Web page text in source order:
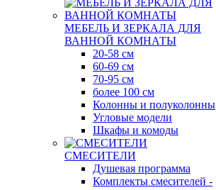
МЕБЕЛЬ И ЗЕРКАЛА ДЛЯ
ВАННОЙ КОМНАТЫ
20-58 см
60-69 см
70-95 см
более 100 см
Колонны и полуколонны
Угловые модели
Шкафы и комоды
СМЕСИТЕЛИ
Душевая программа
Комплекты смесителей -